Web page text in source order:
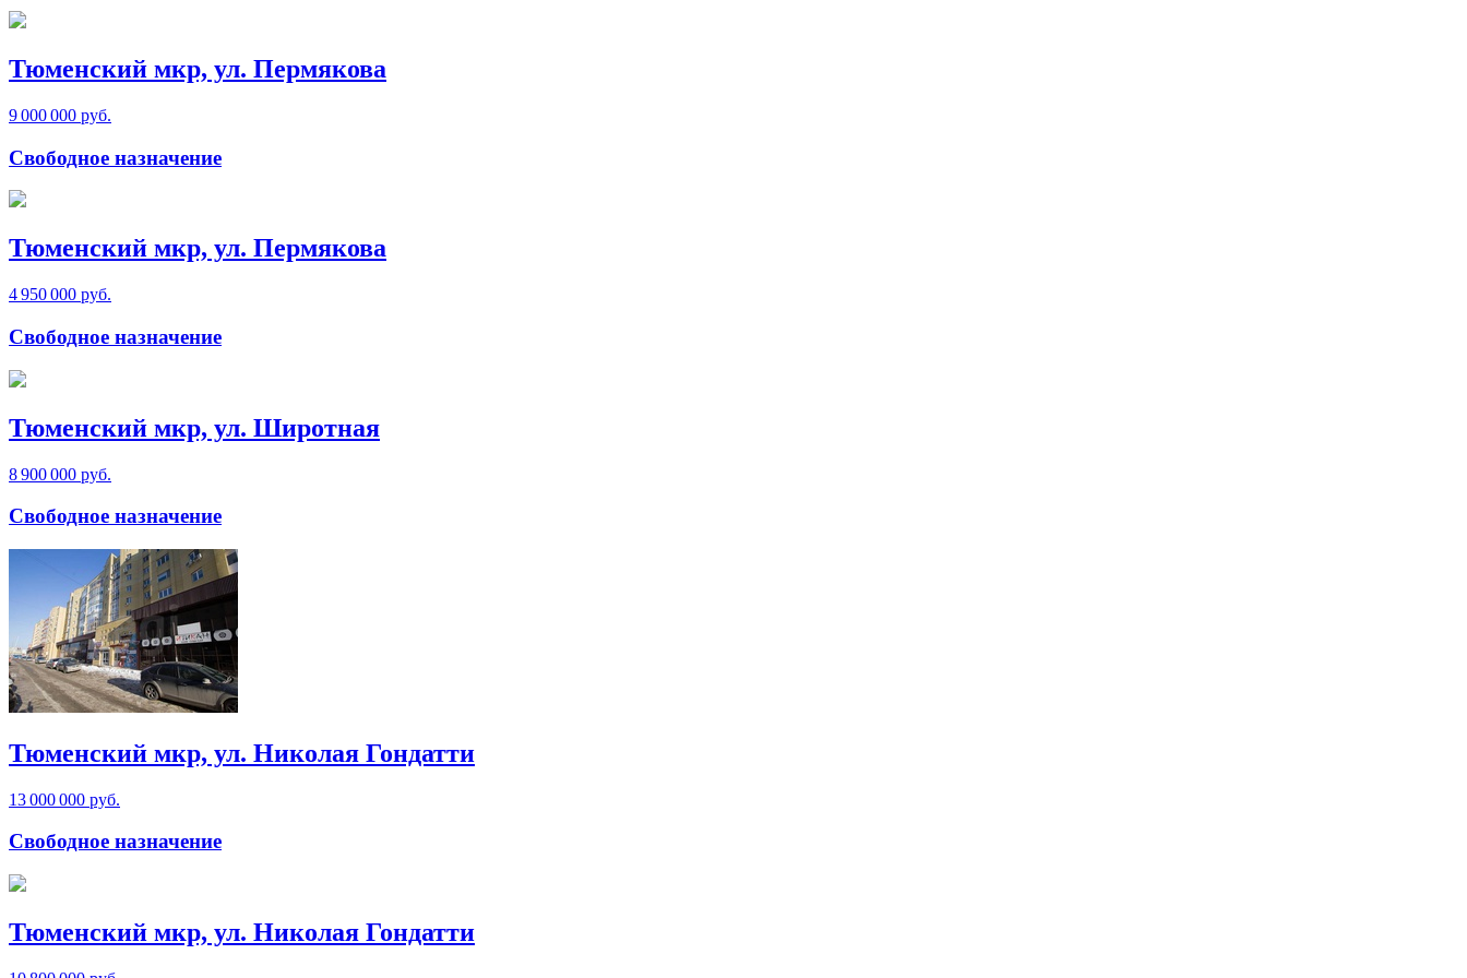
Тюменский мкр, ул. Пермякова
9 000 000 руб.
Свободное назначение
Тюменский мкр, ул. Пермякова
4 950 000 руб.
Свободное назначение
Тюменский мкр, ул. Широтная
8 900 000 руб.
Свободное назначение
Тюменский мкр, ул. Николая Гондатти
13 000 000 руб.
Свободное назначение
Тюменский мкр, ул. Николая Гондатти